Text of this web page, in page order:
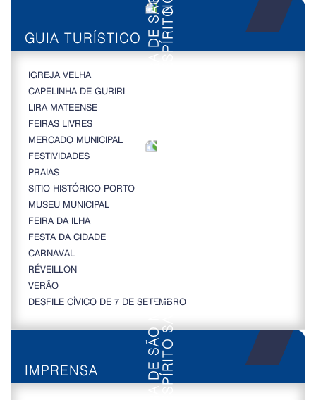
GUIA TURÍSTICO
IGREJA VELHA
CAPELINHA DE GURIRI
LIRA MATEENSE
FEIRAS LIVRES
MERCADO MUNICIPAL
FESTIVIDADES
PRAIAS
SITIO HISTÓRICO PORTO
MUSEU MUNICIPAL
FEIRA DA ILHA
FESTA DA CIDADE
CARNAVAL
RÉVEILLON
VERÃO
DESFILE CÍVICO DE 7 DE SETEMBRO
IMPRENSA